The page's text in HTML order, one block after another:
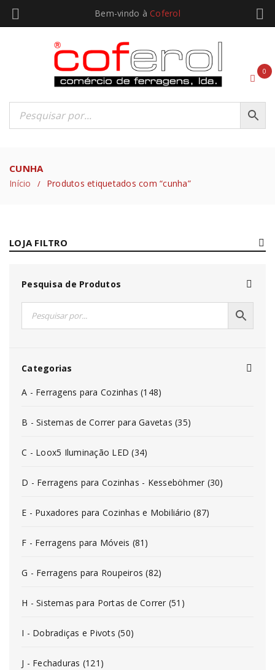
Bem-vindo à Coferol
0
CUNHA
Início / Produtos etiquetados com “cunha”
LOJA FILTRO
Pesquisa de Produtos
Categorias
A - Ferragens para Cozinhas (148)
B - Sistemas de Correr para Gavetas (35)
C - Loox5 Iluminação LED (34)
D - Ferragens para Cozinhas - Kesseböhmer (30)
E - Puxadores para Cozinhas e Mobiliário (87)
F - Ferragens para Móveis (81)
G - Ferragens para Roupeiros (82)
H - Sistemas para Portas de Correr (51)
I - Dobradiças e Pivots (50)
J - Fechaduras (121)